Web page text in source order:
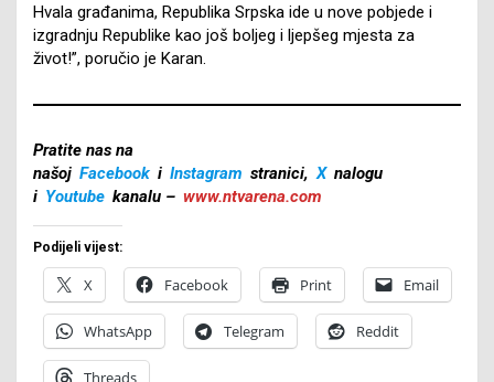
Hvala građanima, Republika Srpska ide u nove pobjede i
izgradnju Republike kao još boljeg i ljepšeg mjesta za
život!”, poručio je Karan.
Pratite nas na
našoj Facebook i Instagram stranici, X nalogu
i Youtube kanalu – www.ntvarena.com
Podijeli vijest:
X Facebook Print Email
WhatsApp Telegram Reddit
Threads